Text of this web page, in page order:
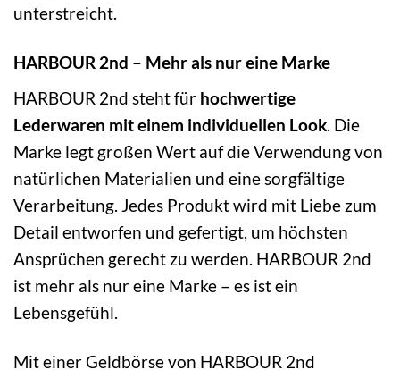
unterstreicht.
HARBOUR 2nd – Mehr als nur eine Marke
HARBOUR 2nd steht für hochwertige
Lederwaren mit einem individuellen Look. Die
Marke legt großen Wert auf die Verwendung von
natürlichen Materialien und eine sorgfältige
Verarbeitung. Jedes Produkt wird mit Liebe zum
Detail entworfen und gefertigt, um höchsten
Ansprüchen gerecht zu werden. HARBOUR 2nd
ist mehr als nur eine Marke – es ist ein
Lebensgefühl.
Mit einer Geldbörse von HARBOUR 2nd